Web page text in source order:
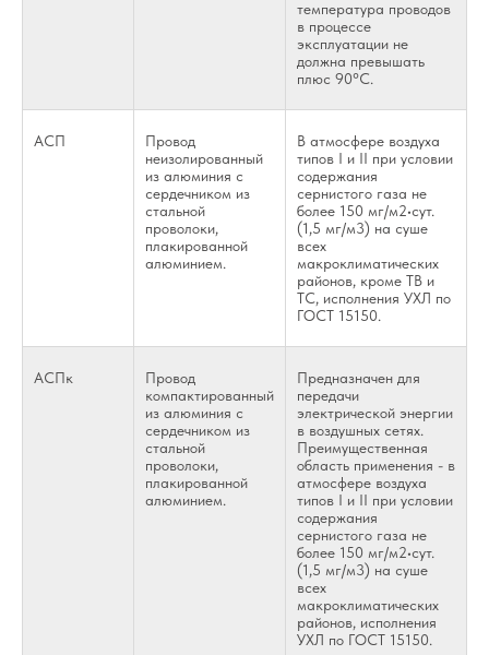
температура проводов
в процессе
эксплуатации не
должна превышать
плюс 90°С.
АСП
Провод
неизолированный
из алюминия с
сердечником из
стальной
проволоки,
плакированной
алюминием.
В атмосфере воздуха
типов I и II при условии
содержания
сернистого газа не
более 150 мг/м2•сут.
(1,5 мг/м3) на суше
всех
макроклиматических
районов, кроме ТВ и
ТС, исполнения УХЛ по
ГОСТ 15150.
АСПк
Провод
компактированный
из алюминия с
сердечником из
стальной
проволоки,
плакированной
алюминием.
Предназначен для
передачи
электрической энергии
в воздушных сетях.
Преимущественная
область применения - в
атмосфере воздуха
типов I и II при условии
содержания
сернистого газа не
более 150 мг/м2•сут.
(1,5 мг/м3) на суше
всех
макроклиматических
районов, исполнения
УХЛ по ГОСТ 15150.